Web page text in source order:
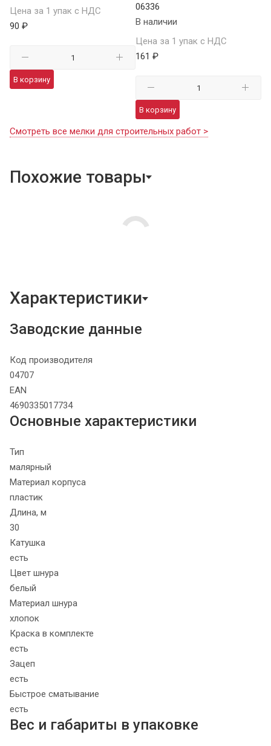
Цена за 1 упак с НДС
90 ₽
В корзину
06336
В наличии
Цена за 1 упак с НДС
161 ₽
В корзину
Смотреть все мелки для строительных работ >
Похожие товары
Характеристики
Заводские данные
Код производителя
04707
EAN
4690335017734
Основные характеристики
Тип
малярный
Материал корпуса
пластик
Длина, м
30
Катушка
есть
Цвет шнура
белый
Материал шнура
хлопок
Краска в комплекте
есть
Зацеп
есть
Быстрое сматывание
есть
Вес и габариты в упаковке